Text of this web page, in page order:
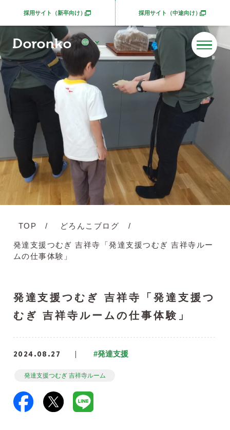
採用サイト（新卒向け）別ウィンドウで開きます 採用サイト（中途向け）別ウィンドウで開きま
TOP どろんこブログ
発達支援つむぎ 吉祥寺「発達支援つむぎ 吉祥寺ルー
ムの仕事体験」
発達支援つむぎ 吉祥寺「発達支援つ
むぎ 吉祥寺ルームの仕事体験」
2024.08.27 #発達支援
発達支援つむぎ 吉祥寺ルーム